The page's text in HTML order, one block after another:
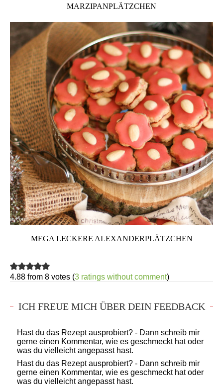
MARZIPANPLÄTZCHEN
MEGA LECKERE ALEXANDERPLÄTZCHEN
4.88 from 8 votes (3 ratings without comment)
ICH FREUE MICH ÜBER DEIN FEEDBACK
Hast du das Rezept ausprobiert? - Dann schreib mir
gerne einen Kommentar, wie es geschmeckt hat oder
was du vielleicht angepasst hast.
Hast du das Rezept ausprobiert? - Dann schreib mir
gerne einen Kommentar, wie es geschmeckt hat oder
was du vielleicht angepasst hast.